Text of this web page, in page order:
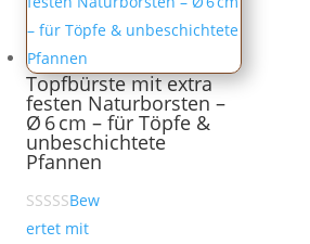
Topfbürste mit extra
festen Naturborsten –
Ø 6 cm – für Töpfe &
unbeschichtete
Pfannen
Bew
ertet mit